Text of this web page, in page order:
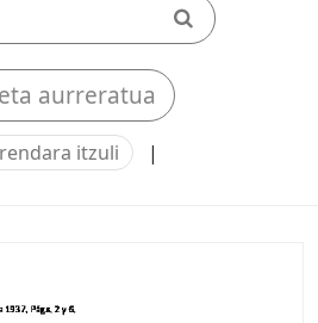
aurreratua
itzuli |